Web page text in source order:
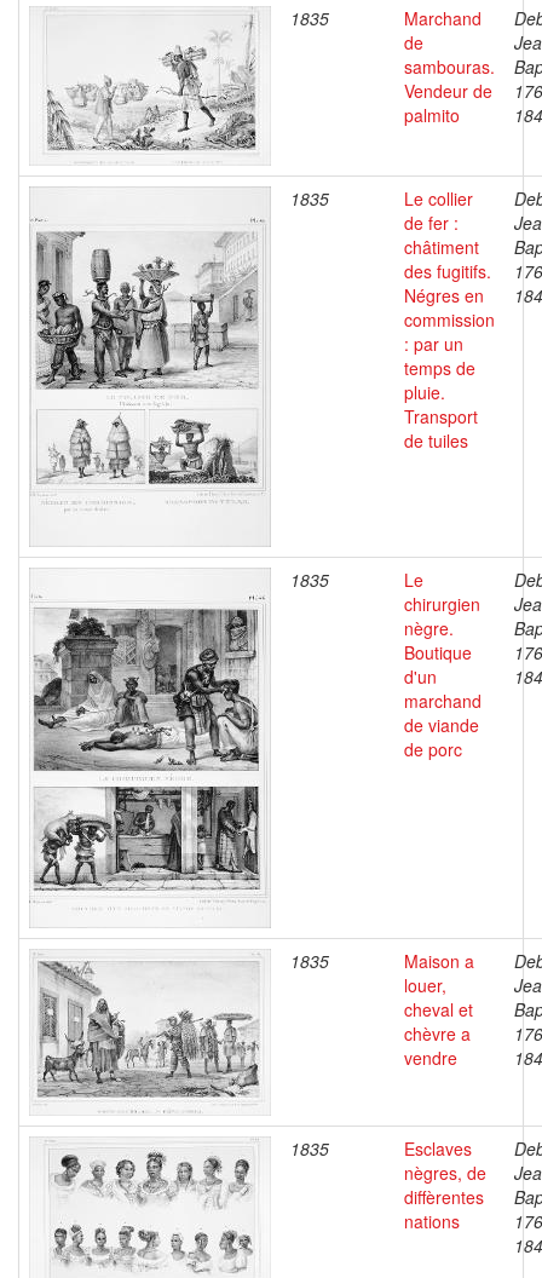
1835
Marchand
de
sambouras.
Vendeur de
palmito
1835
Le collier
de fer :
châtiment
des fugitifs.
Négres en
commission
: par un
temps de
pluie.
Transport
de tuiles
1835
Le
chirurgien
nègre.
Boutique
d'un
marchand
de viande
de porc
1835
Maison a
louer,
cheval et
chèvre a
vendre
1835
Esclaves
nègres, de
diffèrentes
nations